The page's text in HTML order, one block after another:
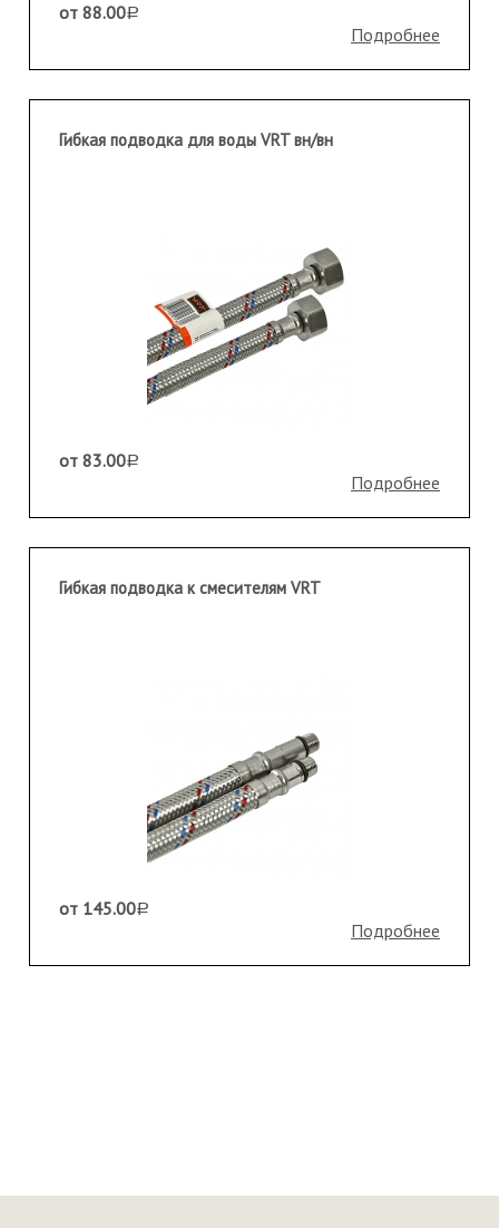
от 88.00a
Подробнее
Гибкая подводка для воды VRT вн/вн
от 83.00a
Подробнее
Гибкая подводка к смесителям VRT
от 145.00a
Подробнее